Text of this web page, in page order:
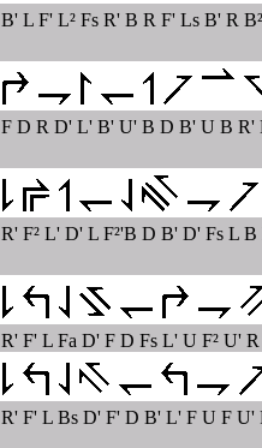
B' L F' L² Fs R' B R F' Ls B' R
F D R D' L' B' U' B D B' U B R'
R' F² L' D' L F²'B D B' D' Fs L B
R' F' L Fa D' F D Fs L' U F² U' R
R' F' L Bs D' F' D B' L' F U F U'